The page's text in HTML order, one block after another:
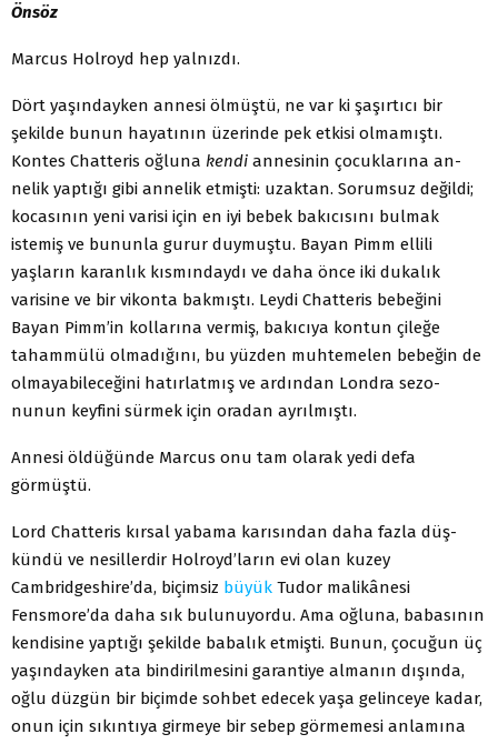
Önsöz
Marcus Holroyd hep yalnızdı.
Dört yaşındayken annesi ölmüştü, ne var ki şaşırtıcı bir
şekilde bunun hayatının üzerinde pek etkisi olmamıştı.
Kontes Chatteris oğluna kendi annesinin çocuklarına an­
nelik yaptığı gibi annelik etmişti: uzaktan. Sorumsuz de­ğildi;
kocasının yeni varisi için en iyi bebek bakıcısını bul­mak
istemiş ve bununla gurur duymuştu. Bayan Pimm el­lili
yaşların karanlık kısmındaydı ve daha önce iki dukalık
varisine ve bir vikonta bakmıştı. Leydi Chatteris bebeğini
Bayan Pimm’in kollarına vermiş, bakıcıya kontun çileğe
tahammülü olmadığını, bu yüzden muhtemelen bebeğin de
olmayabileceğini hatırlatmış ve ardından Londra sezo­
nunun keyfini sürmek için oradan ayrılmıştı.
Annesi öldüğünde Marcus onu tam olarak yedi defa
görmüştü.
Lord Chatteris kırsal yabama karısından daha fazla düş­
kündü ve nesillerdir Holroyd’ların evi olan kuzey
Cambridgeshire’da, biçimsiz büyük Tudor malikânesi
Fensmore’da daha sık bulunuyordu. Ama oğluna, babasının
ken­disine yaptığı şekilde babalık etmişti. Bunun, çocuğun üç
yaşındayken ata bindirilmesini garantiye almanın dışında,
oğlu düzgün bir biçimde sohbet edecek yaşa gelinceye ka­dar,
onun için sıkıntıya girmeye bir sebep görmemesi an­lamına